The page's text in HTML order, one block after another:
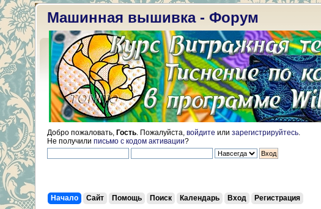
Машинная вышивка - Форум
Добро пожаловать, Гость . Пожалуйста, войдите или зарегистрируйтесь
Не получили письмо с кодом активации?
Начало Сайт Помощь Поиск Календарь Вход Регистрация